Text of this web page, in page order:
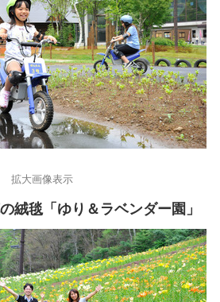
拡大画像表示
絨毯「ゆり＆ラベンダー園」